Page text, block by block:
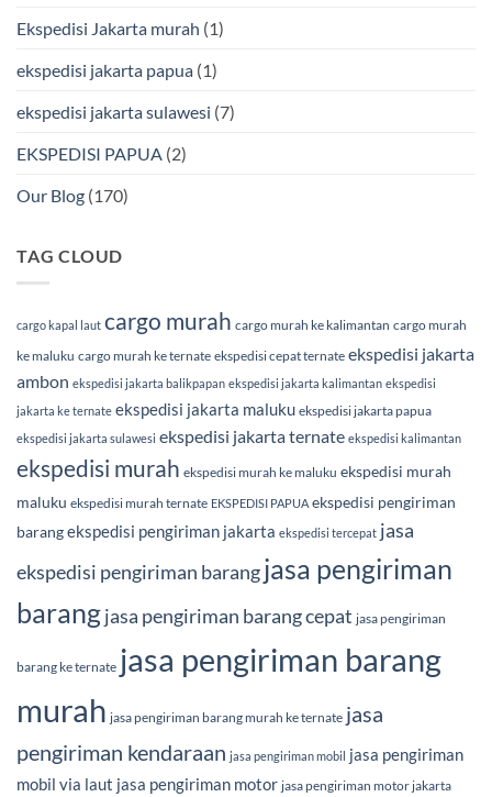
Ekspedisi Jakarta murah (1)
ekspedisi jakarta papua (1)
ekspedisi jakarta sulawesi (7)
EKSPEDISI PAPUA (2)
Our Blog (170)
TAG CLOUD
cargo kapal laut cargo murah cargo murah ke kalimantan cargo murah
ke maluku cargo murah ke ternate ekspedisi cepat ternate ekspedisi jakarta
ambon ekspedisi jakarta balikpapan ekspedisi jakarta kalimantan ekspedisi
jakarta ke ternate ekspedisi jakarta maluku ekspedisi jakarta papua
ekspedisi jakarta sulawesi ekspedisi jakarta ternate ekspedisi kalimantan
ekspedisi murah ekspedisi murah ke maluku ekspedisi murah
maluku ekspedisi murah ternate EKSPEDISI PAPUA ekspedisi pengiriman
barangekspedisi pengiriman jakarta ekspedisi tercepat jasa
ekspedisi pengiriman barangjasa pengiriman
barangjasa pengiriman barang cepat jasa pengiriman
barang ke ternate jasa pengiriman barang
murah jasa pengiriman barang murah ke ternate jasa
pengiriman kendaraan jasa pengiriman mobil jasa pengiriman
mobil via laut jasa pengiriman motor jasa pengiriman motor jakarta